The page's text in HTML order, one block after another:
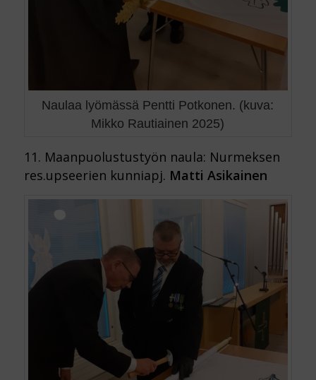
Naulaa lyömässä Pentti Potkonen. (kuva:
Mikko Rautiainen 2025)
11. Maanpuolustustyön naula: Nurmeksen
res.upseerien kunniapj. Matti Asikainen